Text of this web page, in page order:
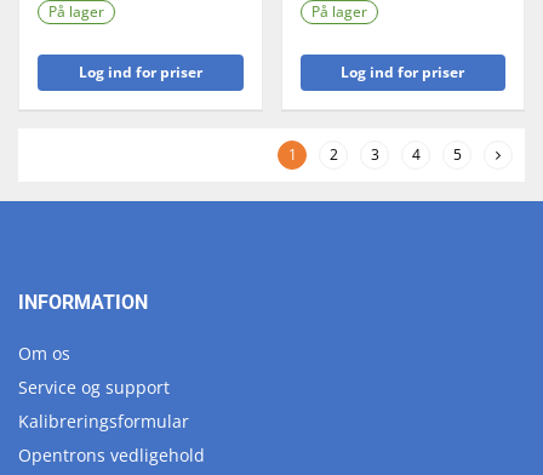
På lager
Log ind for priser
På lager
Log ind for priser
1 2 3 4 5
INFORMATION
Om os
Service og support
Kalibreringsformular
Opentrons vedligehold